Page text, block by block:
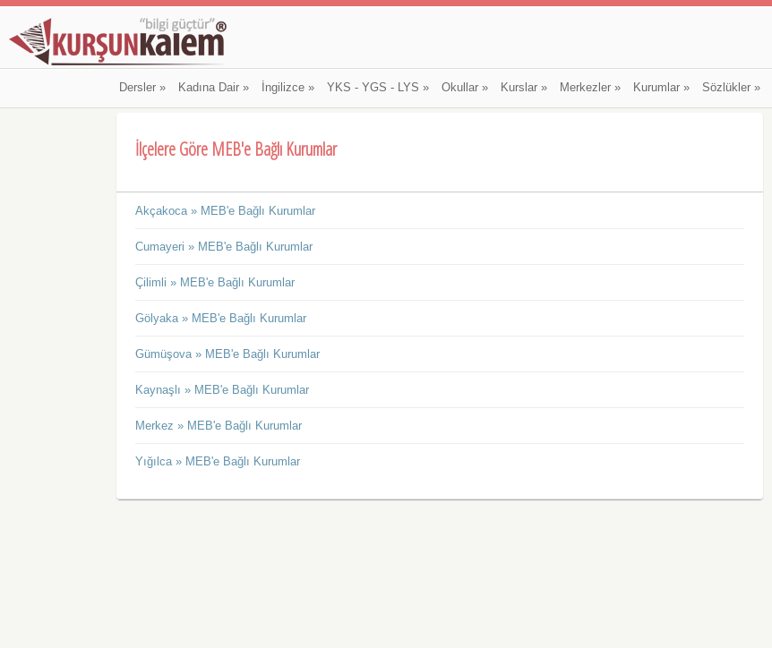
Dersler» Kadına Dair» İngilizce» YKS - YGS - LYS » Okullar» Kurslar» Merkezler» Kurumlar» Sözlükler»
İlçelere Göre MEB'e Bağlı Kurumlar
Akçakoca » MEB'e Bağlı Kurumlar
Cumayeri » MEB'e Bağlı Kurumlar
Çilimli » MEB'e Bağlı Kurumlar
Gölyaka » MEB'e Bağlı Kurumlar
Gümüşova » MEB'e Bağlı Kurumlar
Kaynaşlı » MEB'e Bağlı Kurumlar
Merkez » MEB'e Bağlı Kurumlar
Yığılca » MEB'e Bağlı Kurumlar